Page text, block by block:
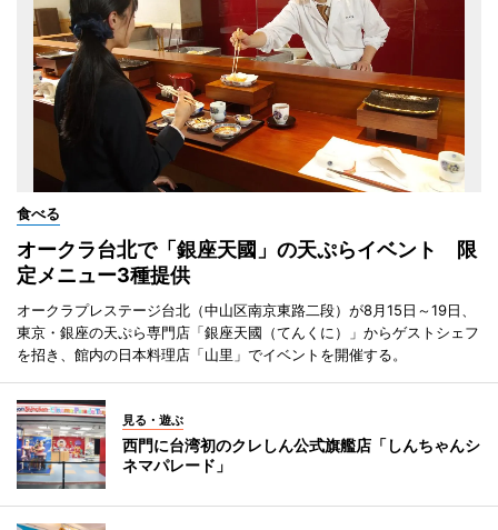
食べる
オークラ台北で「銀座天國」の天ぷらイベント 限
定メニュー3種提供
オークラプレステージ台北（中山区南京東路二段）が8月15日～19日、
東京・銀座の天ぷら専門店「銀座天國（てんくに）」からゲストシェフ
を招き、館内の日本料理店「山里」でイベントを開催する。
見る・遊ぶ
西門に台湾初のクレしん公式旗艦店「しんちゃんシ
ネマパレード」